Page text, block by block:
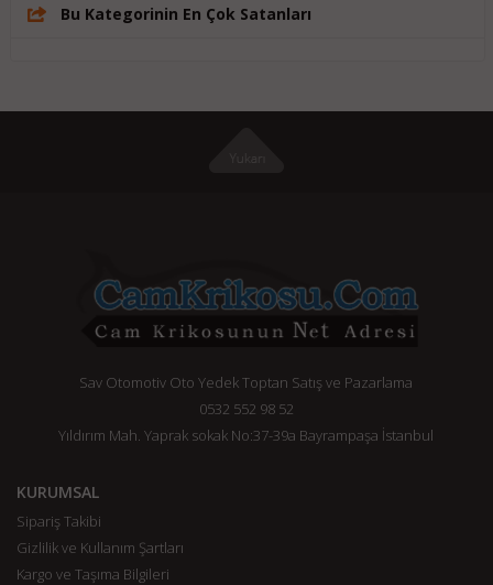
Bu Kategorinin En Çok Satanları
Sav Otomotiv Oto Yedek Toptan Satış ve Pazarlama
0532 552 98 52
Yıldırım Mah. Yaprak sokak No:37-39a Bayrampaşa İstanbul
KURUMSAL
Sipariş Takibi
Gizlilik ve Kullanım Şartları
Kargo ve Taşıma Bilgileri